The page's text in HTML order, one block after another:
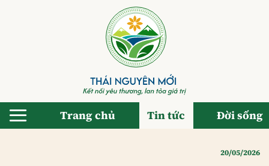
Trang chủ Tin tức Đời sống
20/05/2026